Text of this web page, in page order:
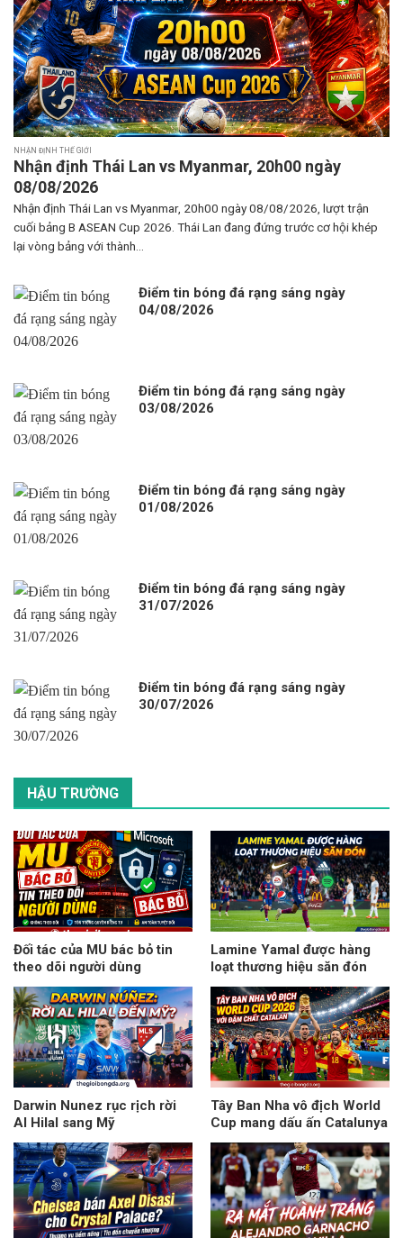
NHẬN ĐỊNH THẾ GIỚI
Nhận định Thái Lan vs Myanmar, 20h00 ngày
08/08/2026
Nhận định Thái Lan vs Myanmar, 20h00 ngày 08/08/2026, lượt trận
cuối bảng B ASEAN Cup 2026. Thái Lan đang đứng trước cơ hội khép
lại vòng bảng với thành...
Điểm tin bóng đá rạng sáng ngày
04/08/2026
Điểm tin bóng đá rạng sáng ngày
03/08/2026
Điểm tin bóng đá rạng sáng ngày
01/08/2026
Điểm tin bóng đá rạng sáng ngày
31/07/2026
Điểm tin bóng đá rạng sáng ngày
30/07/2026
HẬU TRƯỜNG
Đối tác của MU bác bỏ tin
theo dõi người dùng
Lamine Yamal được hàng
loạt thương hiệu săn đón
Darwin Nunez rục rịch rời
Al Hilal sang Mỹ
Tây Ban Nha vô địch World
Cup mang dấu ấn Catalunya